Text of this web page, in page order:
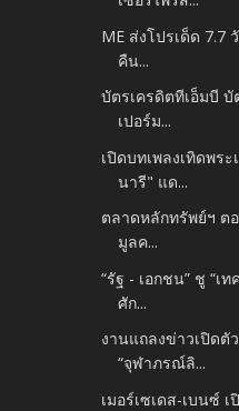
ME ส่งโปรเด็ด 7.7
คืน...
บัตรเครดิตทีเอ็มบี
เปอร์ม...
เปิดบทเพลงเทิดพร
นารี" แด...
ตลาดหลักทรัพย์ฯ ต
มูลค...
“รัฐ - เอกชน” ชู “เ
ศัก...
งานแถลงข่าวเปิด
“จุฬาภรณ์ลิ...
เมอร์เซเดส-เบนซ์